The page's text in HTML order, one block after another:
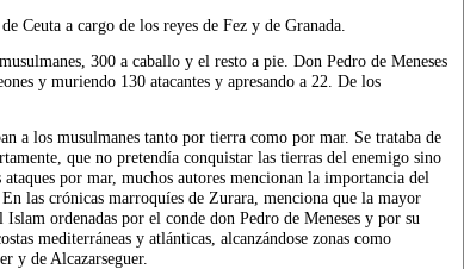
Ceuta a cargo de los reyes de Fez y de Granada.
300 a caballo y el resto a pie. Don Pedro de Meneses
y muriendo 130 atacantes y apresando a 22. De los
a los musulmanes tanto por tierra como por mar. Se trataba de
que no pretendía conquistar las tierras del enemigo sino
por mar, muchos autores mencionan la importancia del
las crónicas marroquíes de Zurara, menciona que la mayor
ordenadas por el conde don Pedro de Meneses y por su
mediterráneas y atlánticas, alcanzándose zonas como
y de Alcazarseguer.